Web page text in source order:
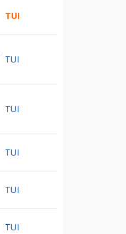
TUI
TUI
TUI
TUI
TUI
TUI